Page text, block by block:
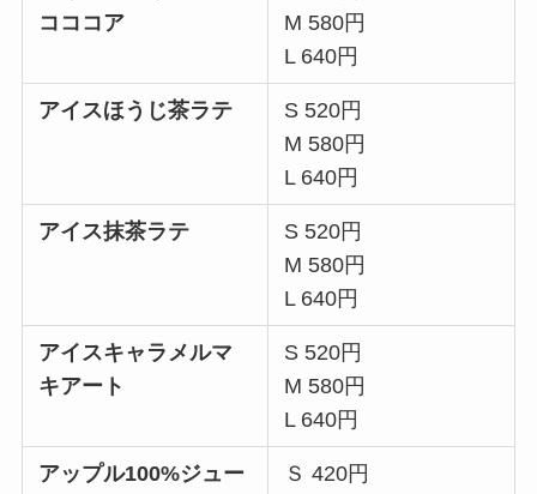
コココア
M 580円
L 640円
アイスほうじ茶ラテ
S 520円
M 580円
L 640円
アイス抹茶ラテ
S 520円
M 580円
L 640円
アイスキャラメルマ
キアート
S 520円
M 580円
L 640円
アップル100%ジュー
Ｓ 420円